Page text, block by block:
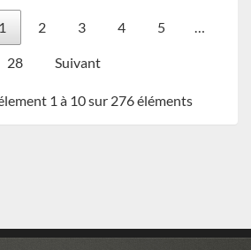
1 2 3 4 5 …
28 Suivant
1 à 10 sur 276 éléments